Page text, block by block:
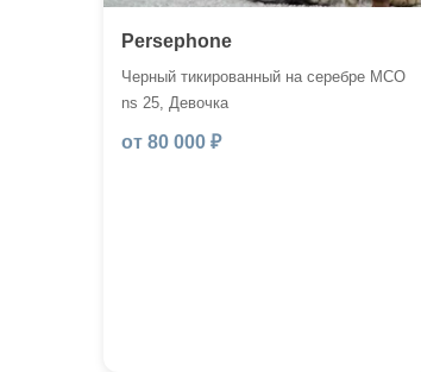
Persephone
Черный тикированный на серебре MCO
ns 25, Девочка
от 80 000 ₽